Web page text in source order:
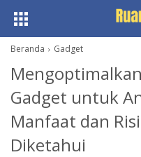
Beranda Gadget
Gadget untuk
Manfaat dan
Diketahui